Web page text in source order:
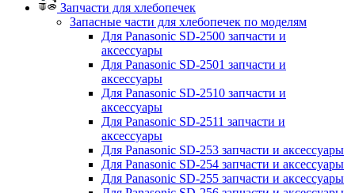
Запчасти для хлебопечек
Запасные части для хлебопечек по моделям
Для Panasonic SD-2500 запчасти и
аксессуары
Для Panasonic SD-2501 запчасти и
аксессуары
Для Panasonic SD-2510 запчасти и
аксессуары
Для Panasonic SD-2511 запчасти и
аксессуары
Для Panasonic SD-253 запчасти и аксессуары
Для Panasonic SD-254 запчасти и аксессуары
Для Panasonic SD-255 запчасти и аксессуары